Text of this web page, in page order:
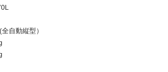
自動縦型）